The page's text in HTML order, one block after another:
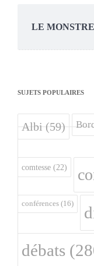
LE
SUJETS POPULAIRES
Albi(59)
comtesse (22)
conférences (16)
débats